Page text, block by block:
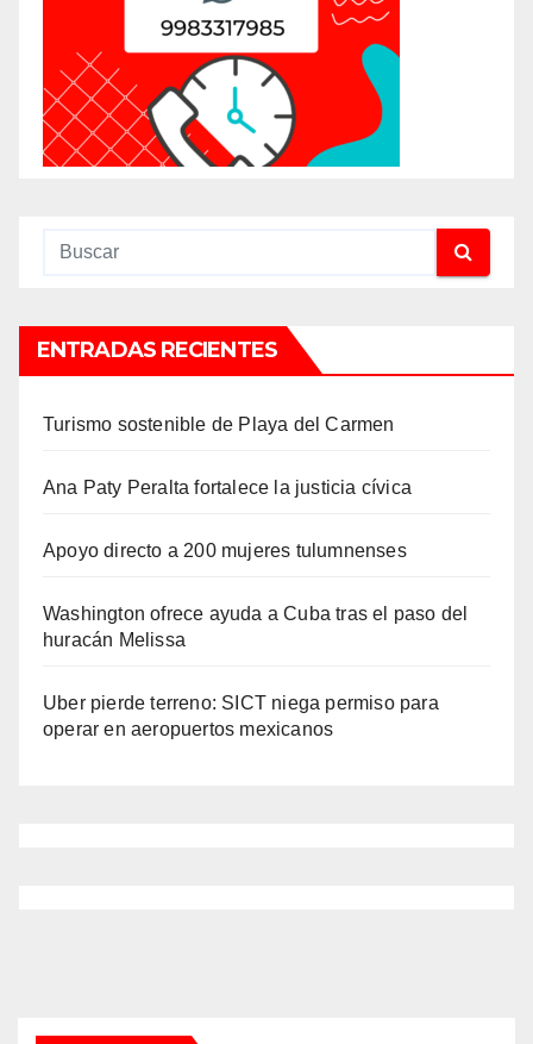
ENTRADAS RECIENTES
Turismo sostenible de Playa del Carmen
Ana Paty Peralta fortalece la justicia cívica
Apoyo directo a 200 mujeres tulumnenses
Washington ofrece ayuda a Cuba tras el paso del
huracán Melissa
Uber pierde terreno: SICT niega permiso para
operar en aeropuertos mexicanos